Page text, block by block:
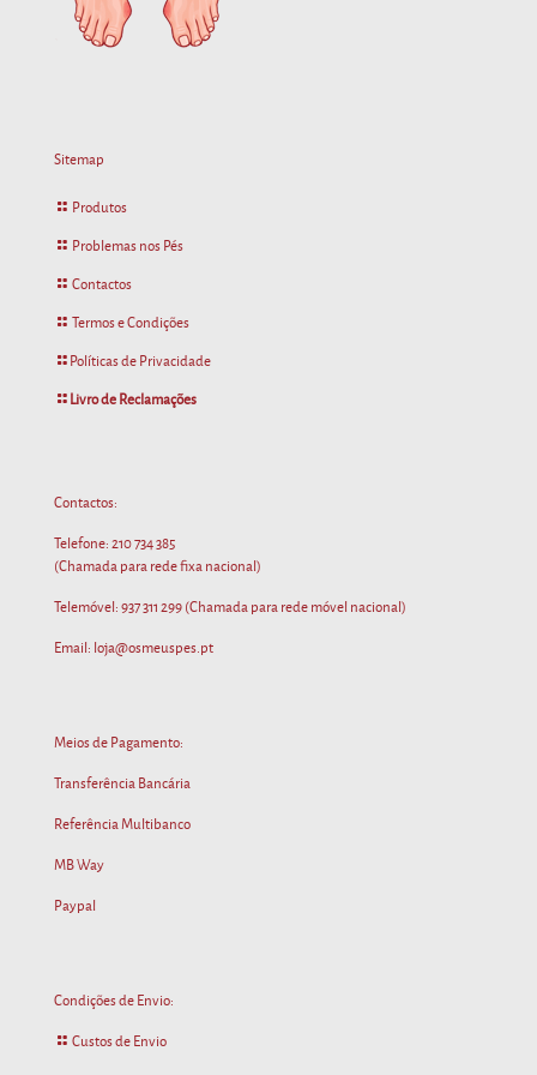
Sitemap
Produtos
Problemas nos Pés
Contactos
Termos e Condições
Políticas de Privacidade
Livro de Reclamações
Contactos:
Telefone: 210 734 385
(Chamada para rede fixa nacional)
Telemóvel: 937 311 299 (Chamada para rede móvel nacional)
Email: loja@osmeuspes.pt
Meios de Pagamento:
Transferência Bancária
Referência Multibanco
MB Way
Paypal
Condições de Envio:
Custos de Envio